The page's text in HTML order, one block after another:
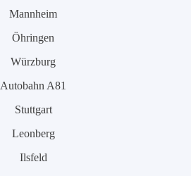
Mannheim
Öhringen
Würzburg
Autobahn A81
Stuttgart
Leonberg
Ilsfeld